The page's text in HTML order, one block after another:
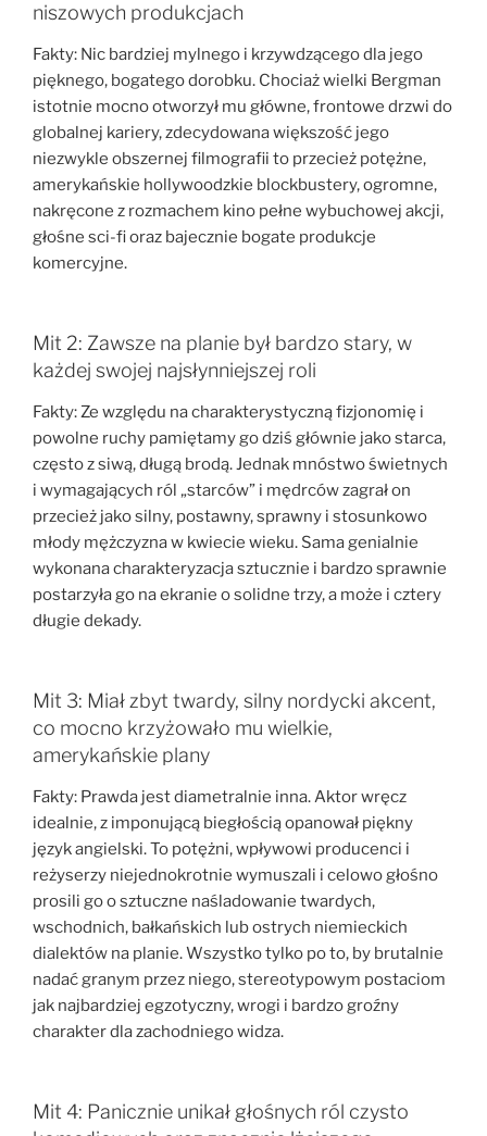
niszowych produkcjach
Fakty: Nic bardziej mylnego i krzywdzącego dla jego
pięknego, bogatego dorobku. Chociaż wielki Bergman
istotnie mocno otworzył mu główne, frontowe drzwi do
globalnej kariery, zdecydowana większość jego
niezwykle obszernej filmografii to przecież potężne,
amerykańskie hollywoodzkie blockbustery, ogromne,
nakręcone z rozmachem kino pełne wybuchowej akcji,
głośne sci-fi oraz bajecznie bogate produkcje
komercyjne.
Mit 2: Zawsze na planie był bardzo stary, w
każdej swojej najsłynniejszej roli
Fakty: Ze względu na charakterystyczną fizjonomię i
powolne ruchy pamiętamy go dziś głównie jako starca,
często z siwą, długą brodą. Jednak mnóstwo świetnych
i wymagających ról „starców” i mędrców zagrał on
przecież jako silny, postawny, sprawny i stosunkowo
młody mężczyzna w kwiecie wieku. Sama genialnie
wykonana charakteryzacja sztucznie i bardzo sprawnie
postarzyła go na ekranie o solidne trzy, a może i cztery
długie dekady.
Mit 3: Miał zbyt twardy, silny nordycki akcent,
co mocno krzyżowało mu wielkie,
amerykańskie plany
Fakty: Prawda jest diametralnie inna. Aktor wręcz
idealnie, z imponującą biegłością opanował piękny
język angielski. To potężni, wpływowi producenci i
reżyserzy niejednokrotnie wymuszali i celowo głośno
prosili go o sztuczne naśladowanie twardych,
wschodnich, bałkańskich lub ostrych niemieckich
dialektów na planie. Wszystko tylko po to, by brutalnie
nadać granym przez niego, stereotypowym postaciom
jak najbardziej egzotyczny, wrogi i bardzo groźny
charakter dla zachodniego widza.
Mit 4: Panicznie unikał głośnych ról czysto